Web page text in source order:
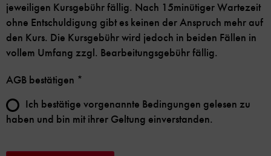
jeweiligen Kursgebühr fällig. Nach 15minütiger Wartezeit
ohne Entschuldigung gibt es keinen der Anspruch mehr auf
den Kurs. Die Kursgebühr wird jedoch in beiden Fällen in
vollem Umfang zzgl. Bearbeitungsgebühr fällig.
AGB bestätigen *
Ich bestätige vorgenannte Bedingungen gelesen zu
haben und bin mit ihrer Geltung einverstanden.